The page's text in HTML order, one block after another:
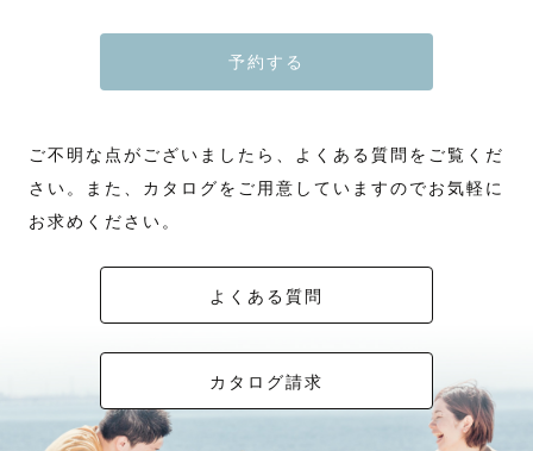
予約する
ご不明な点がございましたら、よくある質問をご覧くだ
さい。また、カタログをご用意していますのでお気軽に
お求めください。
よくある質問
カタログ請求